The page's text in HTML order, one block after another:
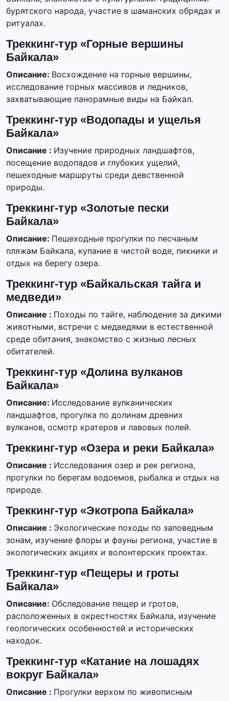
бурятского народа, участие в шаманских обрядах и
ритуалах.
Треккинг-тур «Горные вершины
Байкала»
Описание: Восхождение на горные вершины,
исследование горных массивов и ледников,
захватывающие панорамные виды на Байкал.
Треккинг-тур «Водопады и ущелья
Байкала»
Описание : Изучение природных ландшафтов,
посещение водопадов и глубоких ущелий,
пешеходные маршруты среди девственной
природы.
Треккинг-тур «Золотые пески
Байкала»
Описание: Пешеходные прогулки по песчаным
пляжам Байкала, купание в чистой воде, пикники и
отдых на берегу озера.
Треккинг-тур «Байкальская тайга и
медведи»
Описание : Походы по тайге, наблюдение за дикими
животными, встречи с медведями в естественной
среде обитания, знакомство с жизнью лесных
обитателей.
Треккинг-тур «Долина вулканов
Байкала»
Описание: Исследование вулканических
ландшафтов, прогулка по долинам древних
вулканов, осмотр кратеров и лавовых полей.
Треккинг-тур «Озера и реки Байкала»
Описание : Исследования озер и рек региона,
прогулки по берегам водоемов, рыбалка и отдых на
природе.
Треккинг-тур «Экотропа Байкала»
Описание : Экологические походы по заповедным
зонам, изучение флоры и фауны региона, участие в
экологических акциях и волонтерских проектах.
Треккинг-тур «Пещеры и гроты
Байкала»
Описание: Обследование пещер и гротов,
расположенных в окрестностях Байкала, изучение
геологических особенностей и исторических
находок.
Треккинг-тур «Катание на лошадях
вокруг Байкала»
Описание : Прогулки верхом по живописным